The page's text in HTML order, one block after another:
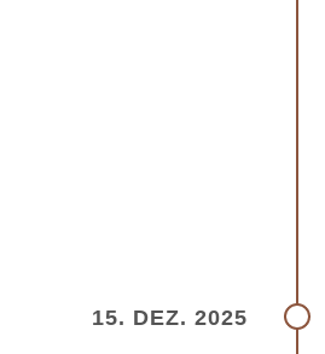
15. DEZ. 2025